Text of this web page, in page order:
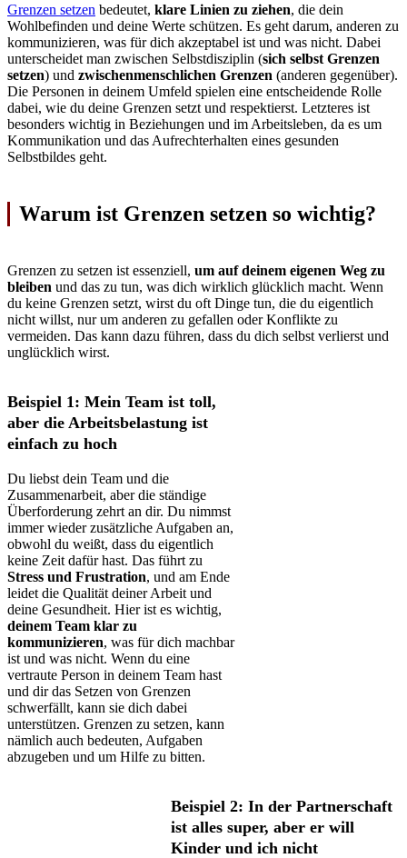
Grenzen setzen bedeutet, klare Linien zu ziehen, die dein
Wohlbefinden und deine Werte schützen. Es geht darum, anderen zu
kommunizieren, was für dich akzeptabel ist und was nicht. Dabei
unterscheidet man zwischen Selbstdisziplin (sich selbst Grenzen
setzen) und zwischenmenschlichen Grenzen (anderen gegenüber).
Die Personen in deinem Umfeld spielen eine entscheidende Rolle
dabei, wie du deine Grenzen setzt und respektierst. Letzteres ist
besonders wichtig in Beziehungen und im Arbeitsleben, da es um
Kommunikation und das Aufrechterhalten eines gesunden
Selbstbildes geht.
Warum ist Grenzen setzen so wichtig?
Grenzen zu setzen ist essenziell, um auf deinem eigenen Weg zu
bleiben und das zu tun, was dich wirklich glücklich macht. Wenn
du keine Grenzen setzt, wirst du oft Dinge tun, die du eigentlich
nicht willst, nur um anderen zu gefallen oder Konflikte zu
vermeiden. Das kann dazu führen, dass du dich selbst verlierst und
unglücklich wirst.
Beispiel 1: Mein Team ist toll,
aber die Arbeitsbelastung ist
einfach zu hoch
Du liebst dein Team und die
Zusammenarbeit, aber die ständige
Überforderung zehrt an dir. Du nimmst
immer wieder zusätzliche Aufgaben an,
obwohl du weißt, dass du eigentlich
keine Zeit dafür hast. Das führt zu
Stress und Frustration, und am Ende
leidet die Qualität deiner Arbeit und
deine Gesundheit. Hier ist es wichtig,
deinem Team klar zu
kommunizieren, was für dich machbar
ist und was nicht. Wenn du eine
vertraute Person in deinem Team hast
und dir das Setzen von Grenzen
schwerfällt, kann sie dich dabei
unterstützen. Grenzen zu setzen, kann
nämlich auch bedeuten, Aufgaben
abzugeben und um Hilfe zu bitten.
Beispiel 2: In der Partnerschaft
ist alles super, aber er will
Kinder und ich nicht